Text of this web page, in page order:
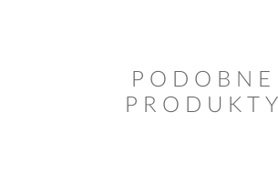
PODOBNE
PRODUKTY